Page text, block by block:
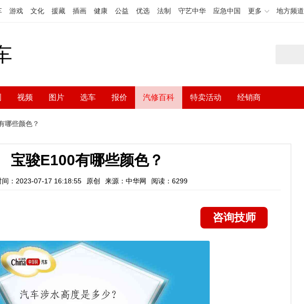
游戏 文化 援藏 插画 健康 公益 优选 法制 守艺中华 应急中国 更多 地方频道
视频 图片 选车 报价 汽修百科 特卖活动 经销商
哪些颜色？
宝骏E100有哪些颜色？
间：2023-07-17 16:18:55 原创 来源：中华网 阅读：6299
咨询技师